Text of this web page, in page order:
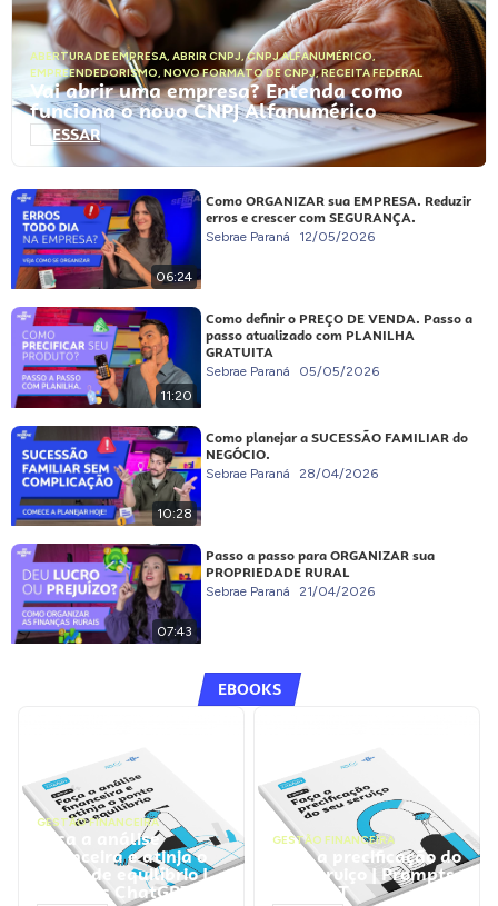
ABERTURA DE EMPRESA, ABRIR CNPJ,CNPJ ALFANUMÉRICO,
EMPREENDEDORISMO, NOVO FORMATO DE CNPJ,RECEITA FEDERAL
Vai abrir uma empresa? Entenda como
funciona o novo CNPJ Alfanumérico
ACESSAR
06:24
Como ORGANIZAR sua EMPRESA. Reduzir
erros e crescer com SEGURANÇA.
Sebrae Paraná 12/05/2026
11:20
Como definir o PREÇO DE VENDA. Passo a
passo atualizado com PLANILHA
GRATUITA
Sebrae Paraná 05/05/2026
10:28
Como planejar a SUCESSÃO FAMILIAR do
NEGÓCIO.
Sebrae Paraná 28/04/2026
07:43
Passo a passo para ORGANIZAR sua
PROPRIEDADE RURAL
Sebrae Paraná 21/04/2026
EBOOKS
GESTÃO FINANCEIRA
Faça a análise
financeira e atinja o
ponto de equilíbrio |
Prompts ChatGPT
GESTÃO FINANCEIRA
Faça a precificação do
seu serviço | Prompts
ChatGPT